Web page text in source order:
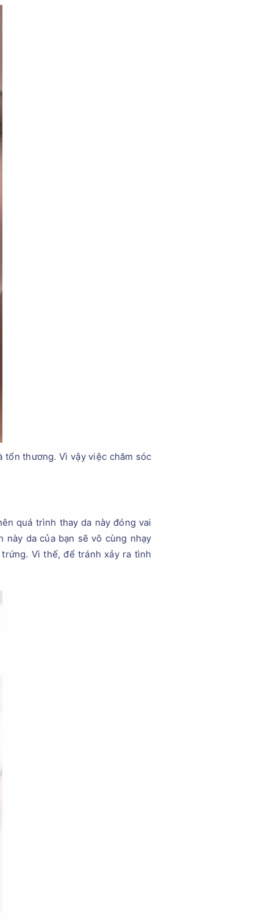
thương. Vì vậy việc chăm sóc
quá trình thay da này đóng vai
da của bạn sẽ vô cùng nhạy
Vì thế, để tránh xảy ra tình